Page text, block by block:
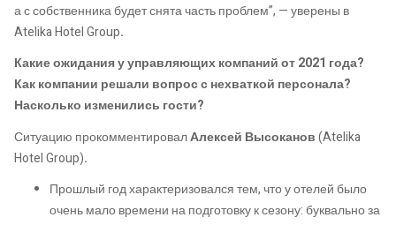
а с собственника будет снята часть проблем”, — уверены в
Atelika Hotel Group.
Какие ожидания у управляющих компаний от 2021 года?
Как компании решали вопрос с нехваткой персонала?
Насколько изменились гости?
Ситуацию прокомментировалАлексей Высоканов(Atelika
Hotel Group).
Прошлый год характеризовался тем, что у отелей было
очень мало времени на подготовку к сезону: буквально за